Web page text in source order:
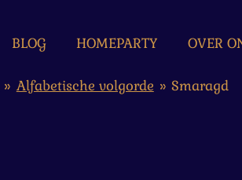
BLOG HOMEPARTY OVER
» Alfabetische volgorde » Smaragd